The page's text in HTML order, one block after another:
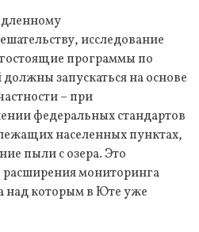
исследование
программы по
запускаться на основе
– при
федеральных стандартов
населенных пунктах,
пыли с озера. Это
мониторинга
над которым в Юте уже